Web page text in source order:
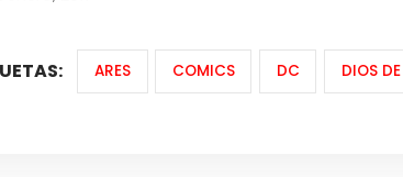
ARES COMICS DC DIOS